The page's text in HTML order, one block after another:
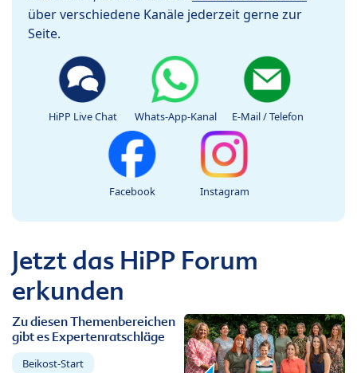
über verschiedene Kanäle jederzeit gerne zur
Seite.
HiPP Live Chat Whats-App-Kanal E-Mail / Telefon
Facebook Instagram
Jetzt das HiPP Forum
erkunden
Zu diesen Themenbereichen
gibt es Expertenratschläge
Beikost-Start